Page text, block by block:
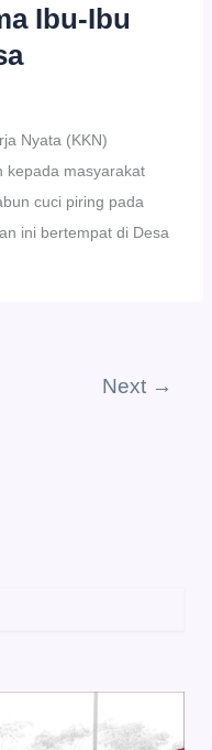
Ibu-Ibu
Nyata (KKN)
kepada masyarakat
cuci piring pada
ini bertempat di Desa
Next →